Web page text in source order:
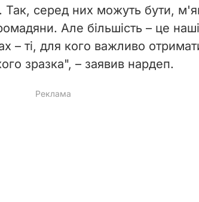
Так, серед них можуть бути,
Але більшість – це
– ті, для кого важливо
зразка", – заявив нардеп.